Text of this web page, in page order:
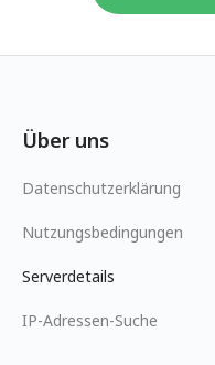
Über uns
Datenschutzerklärung
Nutzungsbedingungen
Serverdetails
IP-Adressen-Suche